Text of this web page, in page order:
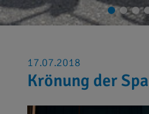
17.07.2018
Krönung der